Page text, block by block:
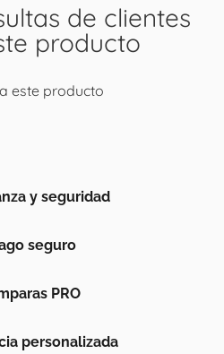
de clientes
producto
este producto
y seguridad
seguro
PRO
personalizada